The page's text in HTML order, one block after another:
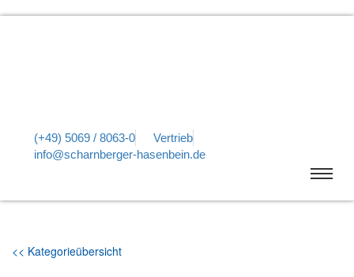
(+49) 5069 / 8063-0
Vertrieb
info@scharnberger-hasenbein.de
<< Kategorieübersicht